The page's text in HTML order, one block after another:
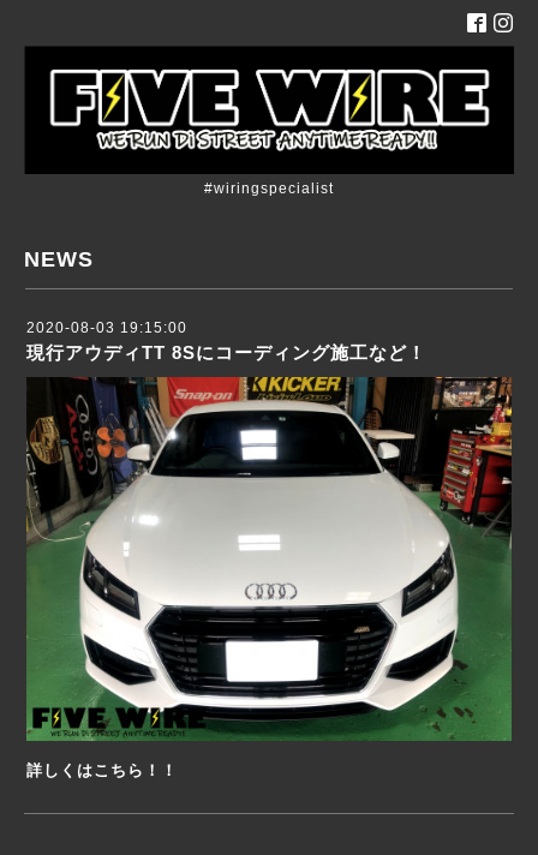
#wiringspecialist
NEWS
2020-08-03 19:15:00
現行アウディTT 8Sにコーディング施工など！
詳しくはこちら！！